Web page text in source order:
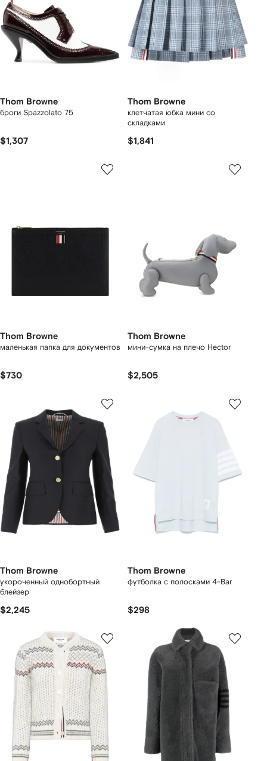
Thom Browne
броги Spazzolato 75
$1,307
Thom Browne
клетчатая юбка мини со
складками
$1,841
Thom Browne
маленькая папка для документов
$730
Thom Browne
мини-сумка на плечо Hector
$2,505
Thom Browne
укороченный однобортный
блейзер
$2,245
Thom Browne
футболка с полосками 4-Bar
$298